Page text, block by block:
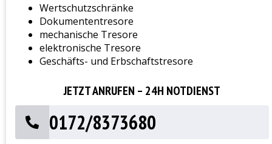
Wertschutzschränke
Dokumententresore
mechanische Tresore
elektronische Tresore
Geschäfts- und Erbschaftstresore
JETZT ANRUFEN – 24H NOTDIENST
0172/8373680